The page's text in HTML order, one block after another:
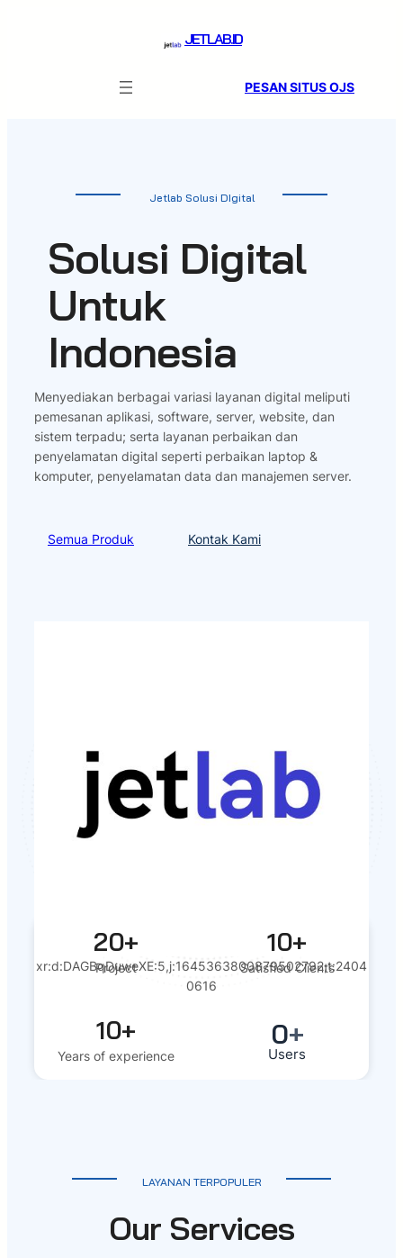
JETLAB.ID
PESAN SITUS OJS
Jetlab Solusi DIgital
Solusi Digital
Untuk
Indonesia
Menyediakan berbagai variasi layanan digital meliputi
pemesanan aplikasi, software, server, website, dan
sistem terpadu; serta layanan perbaikan dan
penyelamatan digital seperti perbaikan laptop &
komputer, penyelamatan data dan manajemen server.
Semua Produk Kontak Kami
xr:d:DAGBqDuweXE:5,j:1645363800879502792,t:2404
0616
20+
Project
10+
Satisfied Clients
10+
Years of experience
0+
Users
LAYANAN TERPOPULER
Our Services